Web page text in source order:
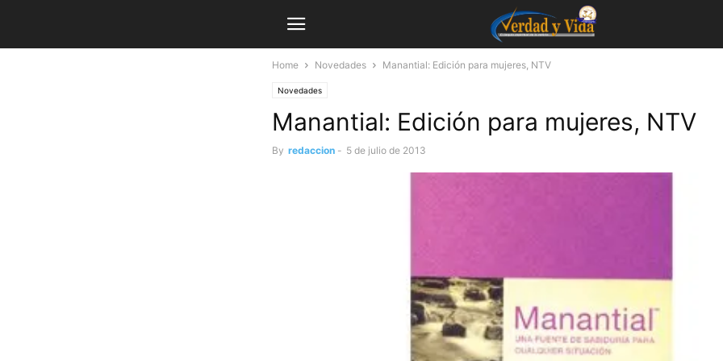
Home Novedades Manantial: Edición para mujeres, NTV
Novedades
Manantial: Edición para mujeres, NTV
By redaccion - 5 de julio de 2013